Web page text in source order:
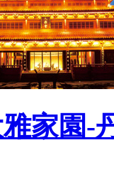
雅家園